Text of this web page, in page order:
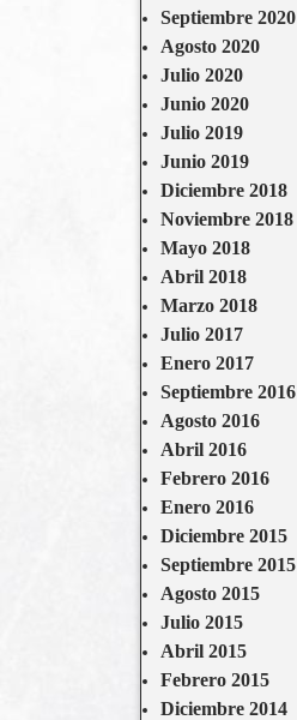
Septiembre 2020
Agosto 2020
Julio 2020
Junio 2020
Julio 2019
Junio 2019
Diciembre 2018
Noviembre 2018
Mayo 2018
Abril 2018
Marzo 2018
Julio 2017
Enero 2017
Septiembre 2016
Agosto 2016
Abril 2016
Febrero 2016
Enero 2016
Diciembre 2015
Septiembre 2015
Agosto 2015
Julio 2015
Abril 2015
Febrero 2015
Diciembre 2014